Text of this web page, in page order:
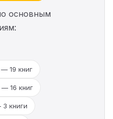
основным
19 книг
— 16 книг
книги